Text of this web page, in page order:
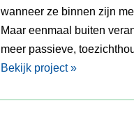
wanneer ze binnen zijn
Maar eenmaal buiten
meer passieve,
Bekijk project »